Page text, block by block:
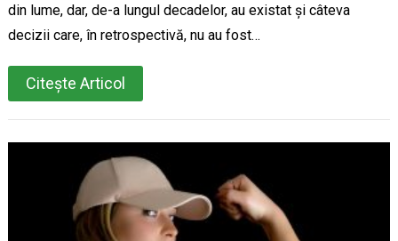
din lume, dar, de-a lungul decadelor, au existat și câteva
decizii care, în retrospectivă, nu au fost…
Citește Articol